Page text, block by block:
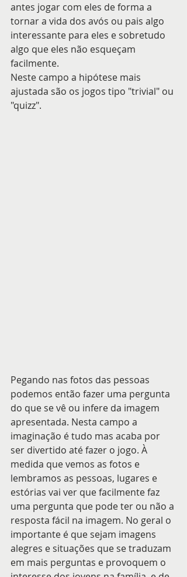
antes jogar com eles de forma a
tornar a vida dos avós ou pais algo
interessante para eles e sobretudo
algo que eles não esqueçam
facilmente.
Neste campo a hipótese mais
ajustada são os jogos tipo "trivial" ou
"quizz".
Pegando nas fotos das pessoas
podemos então fazer uma pergunta
do que se vê ou infere da imagem
apresentada. Nesta campo a
imaginação é tudo mas acaba por
ser divertido até fazer o jogo. À
medida que vemos as fotos e
lembramos as pessoas, lugares e
estórias vai ver que facilmente faz
uma pergunta que pode ter ou não a
resposta fácil na imagem. No geral o
importante é que sejam imagens
alegres e situações que se traduzam
em mais perguntas e provoquem o